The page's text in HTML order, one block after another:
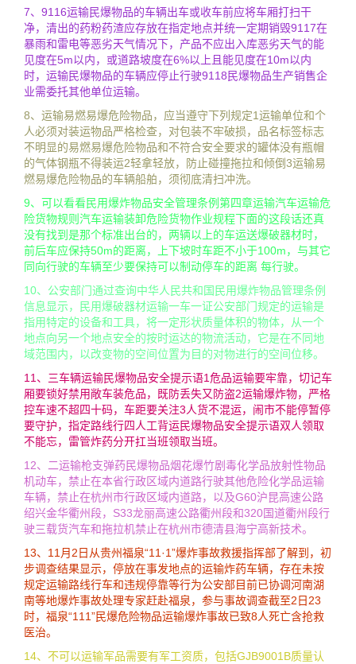
7、9116运输民爆物品的车辆出车或收车前应将车厢打扫干
净，清出的药粉药渣应存放在指定地点并统一定期销毁9117在
暴雨和雷电等恶劣天气情况下，产品不应出入库恶劣天气的能
见度在5m以内，或道路坡度在6%以上且能见度在10m以内
时，运输民爆物品的车辆应停止行驶9118民爆物品生产销售企
业需委托其他单位运输。
8、运输易燃易爆危险物品，应当遵守下列规定1运输单位和个
人必须对装运物品严格检查，对包装不牢破损，品名标签标志
不明显的易燃易爆危险物品和不符合安全要求的罐体没有瓶帽
的气体钢瓶不得装运2轻拿轻放，防止碰撞拖拉和倾倒3运输易
燃易爆危险物品的车辆船舶，须彻底清扫冲洗。
9、可以看看民用爆炸物品安全管理条例第四章运输汽车运输危
险货物规则汽车运输装卸危险货物作业规程下面的这段话还真
没有找到是那个标准出台的，两辆以上的车运送爆破器材时，
前后车应保持50m的距离，上下坡时车距不小于100m，与其它
同向行驶的车辆至少要保持可以制动停车的距离 每行驶。
10、公安部门通过查询中华人民共和国民用爆炸物品管理条例
信息显示，民用爆破器材运输一车一证公安部门规定的运输是
指用特定的设备和工具，将一定形状质量体积的物体，从一个
地点向另一个地点安全的按时运达的物流活动，它是在不同地
域范围内，以改变物的空间位置为目的对物进行的空间位移。
11、三车辆运输民爆物品安全提示语1危品运输要牢靠，切记车
厢要锁好禁用敞车装危品，既防丢失又防盗2运输爆炸物，严格
控车速不超四十码，车距要关注3人货不混运，闹市不能停暂停
要守护，指定路线行四人工背运民爆物品安全提示语双人领取
不能忘，雷管炸药分开扛当班领取当班。
12、二运输枪支弹药民爆物品烟花爆竹剧毒化学品放射性物品
机动车，禁止在本省行政区域内道路行驶其他危险化学品运输
车辆，禁止在杭州市行政区域内道路，以及G60沪昆高速公路
绍兴金华衢州段，S33龙丽高速公路衢州段和320国道衢州段行
驶三载货汽车和拖拉机禁止在杭州市德清县海宁高新技术。
13、11月2日从贵州福泉“11·1”爆炸事故救援指挥部了解到，初
步调查结果显示，停放在事发地点的运输炸药车辆，存在未按
规定运输路线行车和违规停靠等行为公安部目前已协调河南湖
南等地爆炸事故处理专家赶赴福泉，参与事故调查截至2日23
时，福泉“111”民爆危险物品运输爆炸事故已致8人死亡含抢救
医治。
14、不可以运输军品需要有军工资质，包括GJB9001B质量认